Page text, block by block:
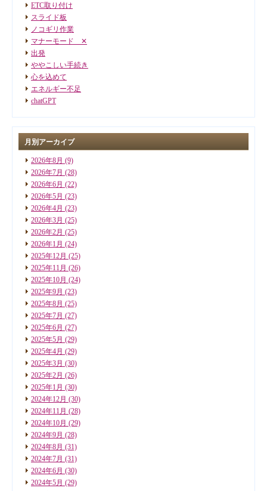
ETC取り付け
スライド板
ノコギリ作業
マナーモード ✕
出発
ややこしい手続き
心を込めて
エネルギー不足
chatGPT
月別アーカイブ
2026年8月 (9)
2026年7月 (28)
2026年6月 (22)
2026年5月 (23)
2026年4月 (23)
2026年3月 (25)
2026年2月 (25)
2026年1月 (24)
2025年12月 (25)
2025年11月 (26)
2025年10月 (24)
2025年9月 (23)
2025年8月 (25)
2025年7月 (27)
2025年6月 (27)
2025年5月 (29)
2025年4月 (29)
2025年3月 (30)
2025年2月 (26)
2025年1月 (30)
2024年12月 (30)
2024年11月 (28)
2024年10月 (29)
2024年9月 (28)
2024年8月 (31)
2024年7月 (31)
2024年6月 (30)
2024年5月 (29)